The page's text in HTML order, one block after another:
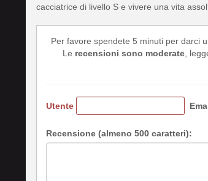
cacciatrice di livello S e vivere una vita
Per favore spendete 5 minuti per darci
Le recensioni sono moderate ,
Utente
Recensione (almeno 500 caratteri):